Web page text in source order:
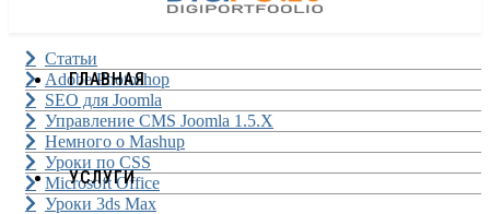
ГЛАВНАЯ
УСЛУГИ
Статьи
Adobe Photoshop
SEO для Joomla
Управление CMS Joomla 1.5.X
Немного о Mashup
Уроки по CSS
Microsoft Office
Уроки 3ds Max